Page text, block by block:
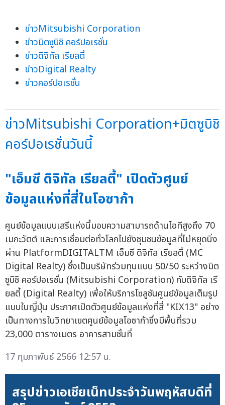
ข่าวMitsubishi Corporation
ข่าวมิตซูบิชิ คอร์ปอเรชั่น
ข่าวดิจิทัล เรียลตี้
ข่าวDigital Realty
ข่าวคอร์ปอเรชั่น
ข่าวMitsubishi Corporation+มิตซูบิชิ
คอร์ปอเรชั่นวันนี้
"เอ็มซี ดิจิทัล เรียลตี้" เปิดตัวศูนย์
ข้อมูลแห่งที่สี่ในโอซาก้า
ศูนย์ข้อมูลแบบเสรีแห่งนี้มอบความสามารถด้านไอทีสูงถึง 70
เมกะวัตต์ และการเชื่อมต่อทั่วโลกไปยังชุมชนข้อมูลที่ไม่หยุดนิ่ง
ผ่าน PlatformDIGITALTM เอ็มซี ดิจิทัล เรียลตี้ (MC
Digital Realty) ซึ่งเป็นบริษัทร่วมทุนแบบ 50/50 ระหว่างมิต
ซูบิชิ คอร์ปอเรชั่น (Mitsubishi Corporation) กับดิจิทัล เรี
ยลตี้ (Digital Realty) เพื่อให้บริการโซลูชันศูนย์ข้อมูลเต็มรูป
แบบในญี่ปุ่น ประกาศเปิดตัวศูนย์ข้อมูลแห่งที่สี่ "KIX13" อย่าง
เป็นทางการในวิทยาเขตศูนย์ข้อมูลโอซาก้าซึ่งมีพื้นที่รวม
23,000 ตารางเมตร อาคารสามชั้นที่
17 กุมภาพันธ์ 2566 12:57 น.
สรุปข่าวเอเชียเน็ทประจำวันพฤหัสบดีที่